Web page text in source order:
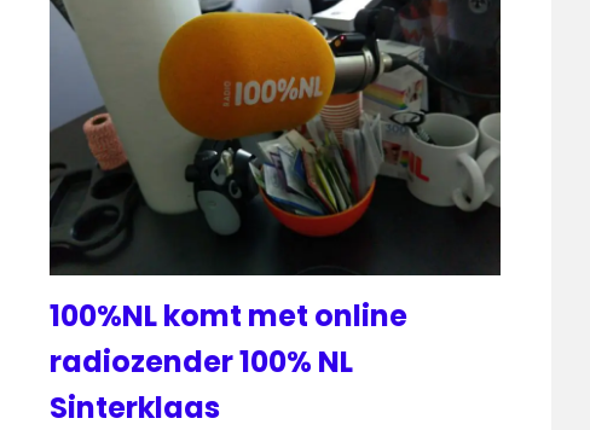
100%NL komt met online
radiozender 100% NL
Sinterklaas